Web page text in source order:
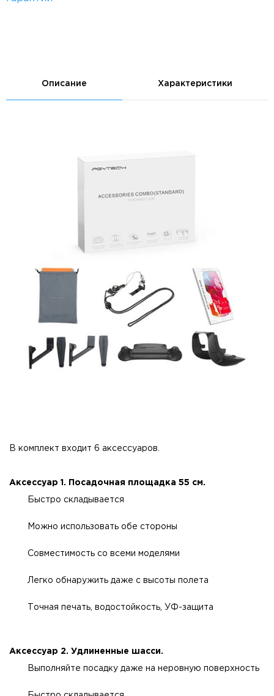
Описание Характеристики
В комплект входит 6 аксессуаров.
Аксессуар 1. Посадочная площадка 55 см.
Быстро складывается
Можно использовать обе стороны
Совместимость со всеми моделями
Легко обнаружить даже с высоты полета
Точная печать, водостойкость, УФ-защита
Аксессуар 2. Удлиненные шасси.
Выполняйте посадку даже на неровную поверхность